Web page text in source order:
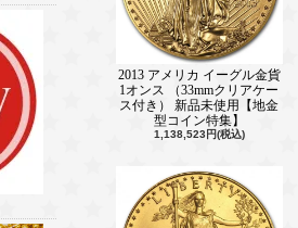
2013 アメリカ イーグル金貨
1オンス （33mmクリアケー
ス付き） 新品未使用【地金
型コイン特集】
1,138,523円(税込)